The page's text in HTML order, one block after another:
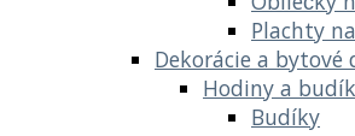
Plachty
Dekorácie a bytové
Hodiny a
Budíky